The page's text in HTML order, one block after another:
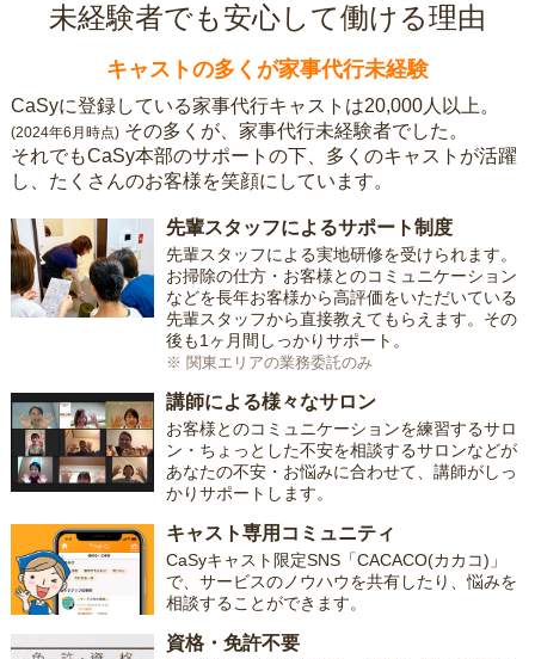
未経験者でも安心して働ける理由
キャストの多くが家事代行未経験
CaSyに登録している家事代行キャストは20,000人以上。
(2024年6月時点) その多くが、家事代行未経験者でした。
それでもCaSy本部のサポートの下、多くのキャストが活躍
し、たくさんのお客様を笑顔にしています。
先輩スタッフによるサポート制度
先輩スタッフによる実地研修を受けられます。
お掃除の仕方・お客様とのコミュニケーション
などを長年お客様から高評価をいただいている
先輩スタッフから直接教えてもらえます。その
後も1ヶ月間しっかりサポート。
※ 関東エリアの業務委託のみ
講師による様々なサロン
お客様とのコミュニケーションを練習するサロ
ン・ちょっとした不安を相談するサロンなどが
あなたの不安・お悩みに合わせて、講師がしっ
かりサポートします。
キャスト専用コミュニティ
CaSyキャスト限定SNS「CACACO(カカコ)」
で、サービスのノウハウを共有したり、悩みを
相談することができます。
資格・免許不要